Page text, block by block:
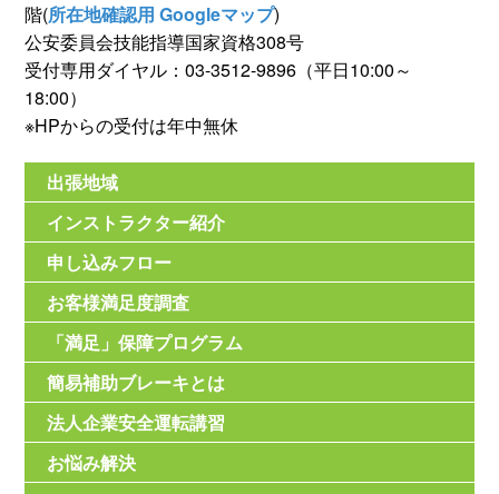
階(所在地確認用 Googleマップ)
公安委員会技能指導国家資格308号
受付専用ダイヤル：03-3512-9896（平日10:00～
18:00）
※HPからの受付は年中無休
出張地域
インストラクター紹介
申し込みフロー
お客様満足度調査
「満足」保障プログラム
簡易補助ブレーキとは
法人企業安全運転講習
お悩み解決